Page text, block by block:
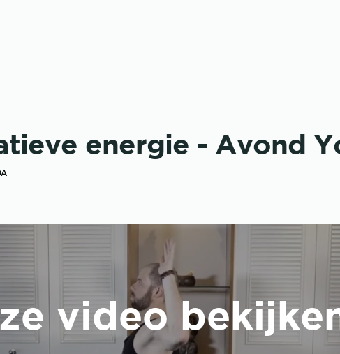
energie - Avond
video